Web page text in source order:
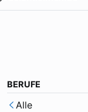
BERUFE
Alle